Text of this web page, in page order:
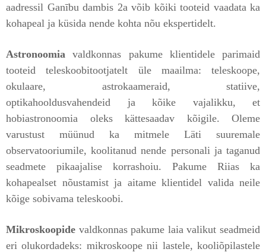
aadressil Ganību dambis 2a võib kõiki tooteid vaadata ka
kohapeal ja küsida nende kohta nõu ekspertidelt.
Astronoomiavaldkonnas pakume klientidele parimaid
tooteid teleskoobitootjatelt üle maailma: teleskoope,
okulaare, astrokaameraid, statiive,
optikahooldusvahendeid ja kõike vajalikku, et
hobiastronoomia oleks kättesaadav kõigile. Oleme
varustust müünud ka mitmele Läti suuremale
observatooriumile, koolitanud nende personali ja taganud
seadmete pikaajalise korrashoiu. Pakume Riias ka
kohapealset nõustamist ja aitame klientidel valida neile
kõige sobivama teleskoobi.
Mikroskoopide valdkonnas pakume laia valikut seadmeid
eri olukordadeks: mikroskoope nii lastele, kooliõpilastele